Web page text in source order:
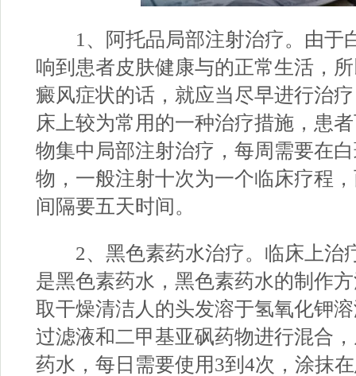
1、阿托品局部注射治疗。由于
响到患者皮肤健康与的正常生活，
癜风症状的话，就应当尽早进行治
床上较为常用的一种治疗措施，患
物集中局部注射治疗，每周需要在
物，一般注射十次为一个临床疗程
间隔要五天时间。
2、黑色素药水治疗。临床上治
是黑色素药水，黑色素药水的制作
取干燥清洁人的头发溶于氢氧化钾
过滤液和二甲基亚砜药物进行混合
药水，每日需要使用3到4次，涂抹